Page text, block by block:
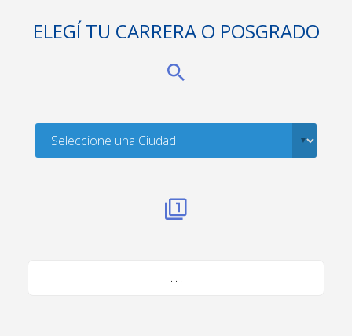
ELEGÍ TU CARRERA O POSGRADO
. . .